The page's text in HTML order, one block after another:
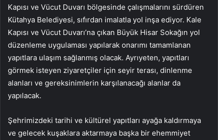
Kapısı ve Vücut Duvarı bölgesinde çalışmalarını sürdüren
Kütahya Belediyesi, sıfırdan imalatla yol inşa ediyor. Kale
Kapısı ve Vücut Duvarı’na çıkan Büyük Hisar Sokağın yol
düzenleme uygulaması yapılarak onarımı tamamlanan
yapıtlara ulaşım sağlanmış olacak. Ayrıyeten, yapıtları
görmek isteyen ziyaretçiler için seyir terası, dinlenme
alanları ve gereksinimlerin karşılanacağı alanlar da
yapılacak.
Şehrimizdeki tarihi ve kültürel yapıtları ayağa kaldırmaya
ve gelecek kuşaklara aktarmaya başka bir ehemmiyet